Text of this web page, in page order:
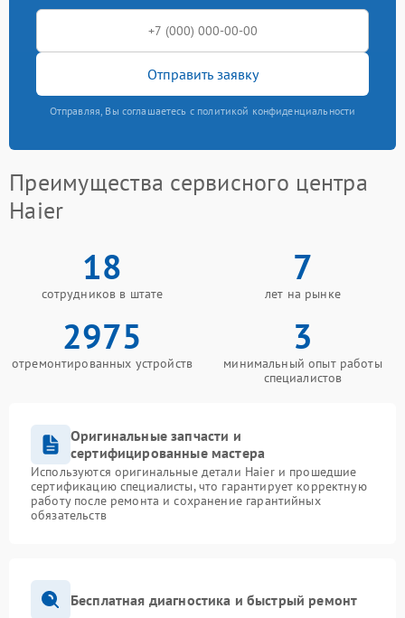
Отправить заявку
Отправляя, Вы соглашаетесь с политикой конфиденциальности
Преимущества сервисного центра
Haier
18
сотрудников в штате
7
лет на рынке
2975
отремонтированных устройств
3
минимальный опыт работы
специалистов
Оригинальные запчасти и
сертифицированные мастера
Используются оригинальные детали Haier и прошедшие
сертификацию специалисты, что гарантирует корректную
работу после ремонта и сохранение гарантийных
обязательств
Бесплатная диагностика и быстрый ремонт